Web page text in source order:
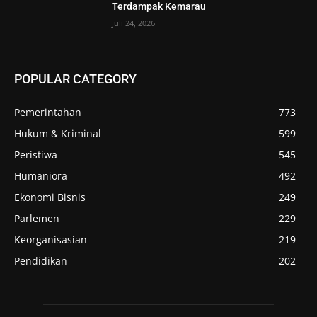
Terdampak Kemarau
Juli 24, 2026
POPULAR CATEGORY
Pemerintahan
773
Hukum & Kriminal
599
Peristiwa
545
Humaniora
492
Ekonomi Bisnis
249
Parlemen
229
Keorganisasian
219
Pendidikan
202